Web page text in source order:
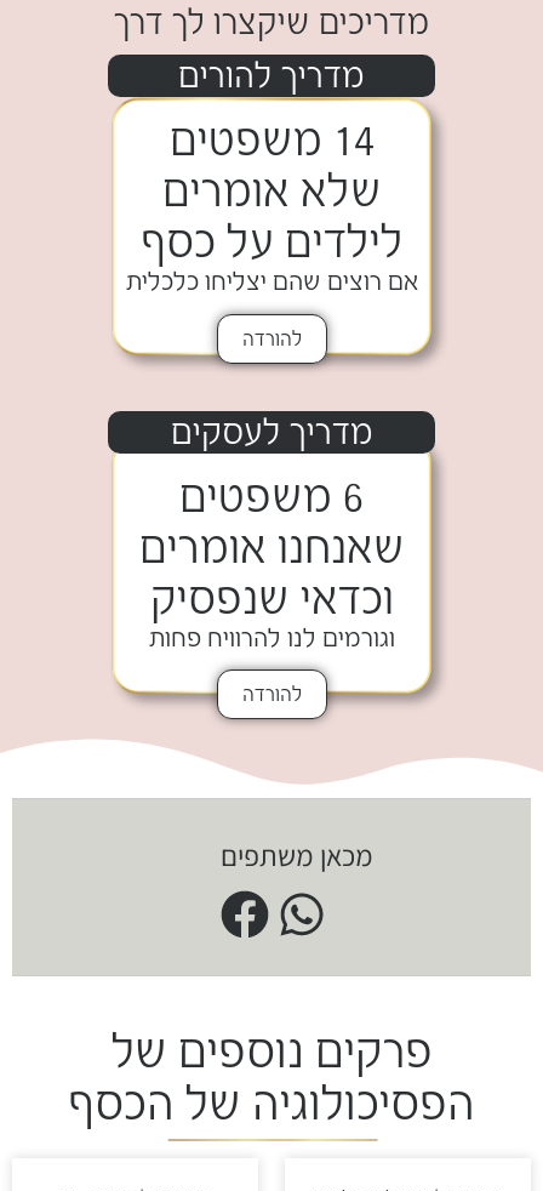
מדריכים שיקצרו לך דרך
מדריך להורים
14 משפטים
שלא אומרים
לילדים על כסף
אם רוצים שהם יצליחו כלכלית
להורדה
מדריך לעסקים
6 משפטים
שאנחנו אומרים
וכדאי שנפסיק
וגורמים לנו להרוויח פחות
להורדה
מכאן משתפים
פרקים נוספים של
הפסיכולוגיה של הכסף